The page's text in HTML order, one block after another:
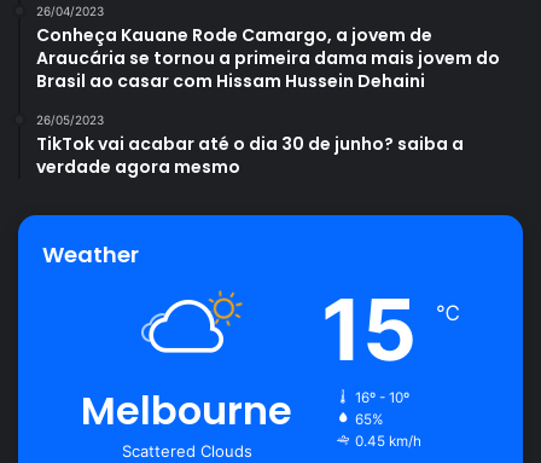
26/04/2023
Conheça Kauane Rode Camargo, a jovem de
Araucária se tornou a primeira dama mais jovem do
Brasil ao casar com Hissam Hussein Dehaini
26/05/2023
TikTok vai acabar até o dia 30 de junho? saiba a
verdade agora mesmo
Weather
Melbourne
Scattered Clouds
15 ℃
16º - 10º
65%
0.45 km/h